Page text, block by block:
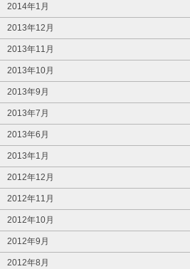
2014年1月
2013年12月
2013年11月
2013年10月
2013年9月
2013年7月
2013年6月
2013年1月
2012年12月
2012年11月
2012年10月
2012年9月
2012年8月